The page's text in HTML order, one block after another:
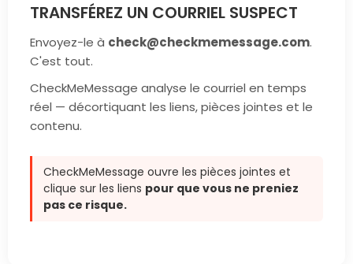
TRANSFÉREZ UN COURRIEL SUSPECT
Envoyez-le à check@checkmemessage.com.
C'est tout.
CheckMeMessage analyse le courriel en temps
réel — décortiquant les liens, pièces jointes et le
contenu.
CheckMeMessage ouvre les pièces jointes et
clique sur les liens pour que vous ne preniez
pas ce risque.